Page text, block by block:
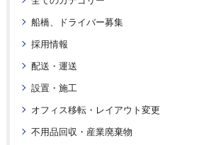
船橋、ドライバー募集
採用情報
配送・運送
設置・施工
オフィス移転・レイアウト変更
不用品回収・産業廃棄物